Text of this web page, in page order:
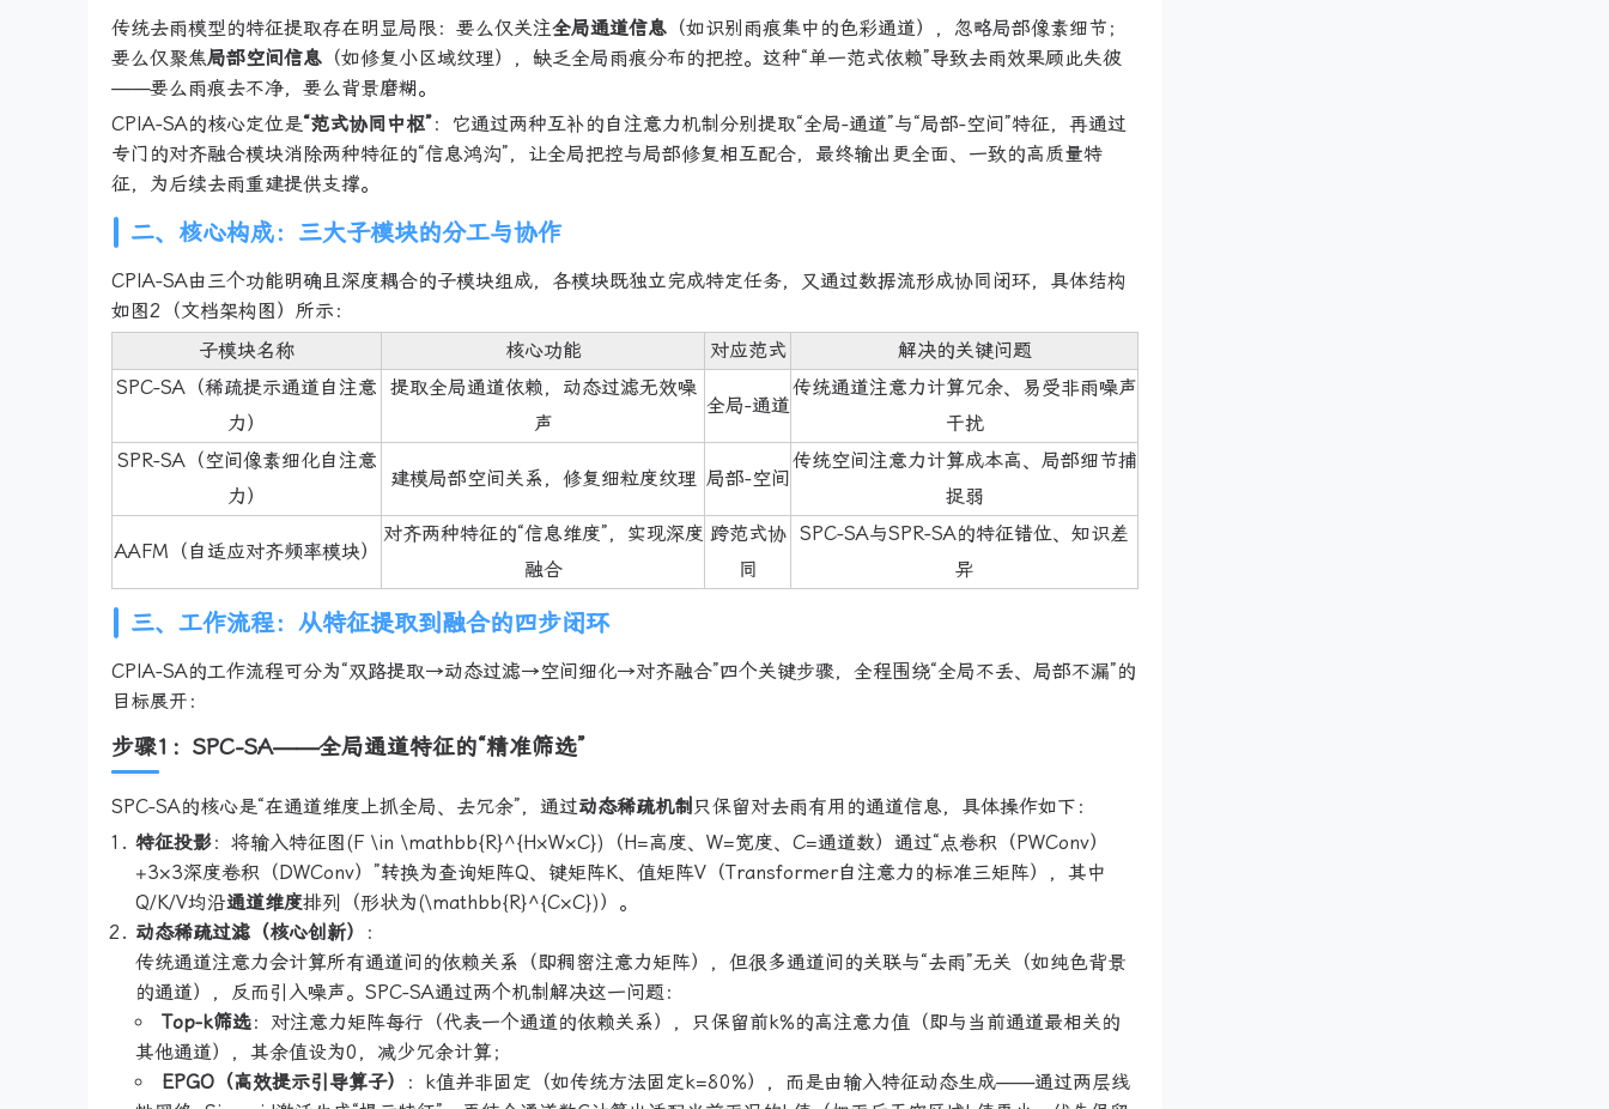
传统去雨模型的特征提取存在明显局限：要么仅关注全局通道信息 （如识别雨痕集中的色彩通道），忽略局部像素细节；
要么仅聚焦局部空间信息 （如修复小区域纹理），缺乏全局雨痕分布的把控。这种“单一范式依赖”导致去雨效果顾此失彼
——要么雨痕去不净，要么背景磨糊。
CPIA-SA的核心定位是“范式协同中枢”：它通过两种互补的自注意力机制分别提取“全局-通道”与“局部-空间”特征，再通过
专门的对齐融合模块消除两种特征的“信息鸿沟”，让全局把控与局部修复相互配合，最终输出更全面、一致的高质量特
征，为后续去雨重建提供支撑。
二、核心构成：三大子模块的分工与协作
CPIA-SA由三个功能明确且深度耦合的子模块组成，各模块既独立完成特定任务，又通过数据流形成协同闭环，具体结构
如图2（文档架构图）所示：
子模块名称
核心功能 对应范式
解决的关键问题
SPC-SA（稀疏提示通道自注意
力）
提取全局通道依赖，动态过滤无效噪
声
全局-通道
传统通道注意力计算冗余、易受非雨噪声
干扰
SPR-SA（空间像素细化自注意
力）
建模局部空间关系，修复细粒度纹理 局部-空间
传统空间注意力计算成本高、局部细节捕
捉弱
AAFM（自适应对齐频率模块）
对齐两种特征的“信息维度”，实现深度
融合
跨范式协
同
SPC-SA与SPR-SA的特征错位、知识差
异
三、工作流程：从特征提取到融合的四步闭环
CPIA-SA的工作流程可分为“双路提取→动态过滤→空间细化→对齐融合”四个关键步骤，全程围绕“全局不丢、局部不漏”的
目标展开：
步骤1：SPC-SA——全局通道特征的“精准筛选”
SPC-SA的核心是“在通道维度上抓全局、去冗余”，通过动态稀疏机制 只保留对去雨有用的通道信息，具体操作如下：
特征投影：将输入特征图(F \in \mathbb{R}^{H×W×C})（H=高度、W=宽度、C=通道数）通过“点卷积（PWConv）
+3×3深度卷积（DWConv）”转换为查询矩阵Q、键矩阵K、值矩阵V（Transformer自注意力的标准三矩阵），其中
Q/K/V均沿通道维度排列（形状为(\mathbb{R}^{C×C})）。
动态稀疏过滤（核心创新）
：
传统通道注意力会计算所有通道间的依赖关系（即稠密注意力矩阵），但很多通道间的关联与“去雨”无关（如纯色背景
的通道），反而引入噪声。SPC-SA通过两个机制解决这一问题：
Top-k筛选：对注意力矩阵每行（代表一个通道的依赖关系），只保留前k%的高注意力值（即与当前通道最相关的
其他通道），其余值设为0，减少冗余计算；
EPGO（高效提示引导算子）
：k值并非固定（如传统方法固定k=80%），而是由输入特征动态生成——通过两层线